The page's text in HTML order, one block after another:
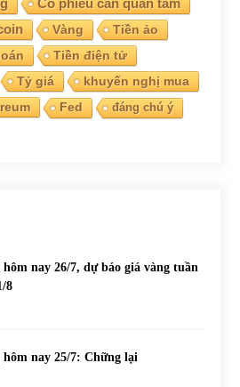
Cổ phiếu cần quan tâm
Vàng
Tiền ảo
Tiền điện tử
Tỷ giá
khuyến nghị mua
Fed
đáng chú ý
hôm nay 26/7, dự báo giá vàng tuần
8
hôm nay 25/7: Chững lại